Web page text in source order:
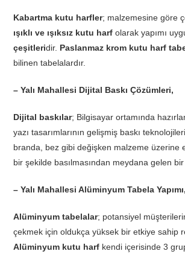
Kabartma kutu harfler; malzemesine göre
ışıklı ve ışıksız kutu harf olarak yapımı
çeşitleridir. Paslanmaz krom kutu harf
bilinen tabelalardır.
– Yalı Mahallesi Dijital Baskı Çözümleri,
Dijital baskılar; Bilgisayar ortamında
yazı tasarımlarının gelişmiş baskı
branda, bez gibi değişken malzeme üzerine
bir şekilde basılmasından meydana gelen bir
– Yalı Mahallesi Alüminyum Tabela Yapımı,
Alüminyum tabelalar; potansiyel
çekmek için oldukça yüksek bir etkiye sahip
Alüminyum kutu harf kendi içerisinde 3